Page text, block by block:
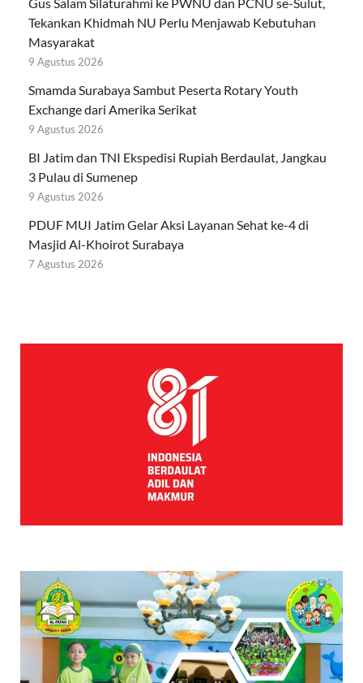
Tekankan Khidmah NU Perlu Menjawab Kebutuhan
Masyarakat
9 Agustus 2026
Smamda Surabaya Sambut Peserta Rotary Youth
Exchange dari Amerika Serikat
9 Agustus 2026
BI Jatim dan TNI Ekspedisi Rupiah Berdaulat, Jangkau
3 Pulau di Sumenep
9 Agustus 2026
PDUF MUI Jatim Gelar Aksi Layanan Sehat ke-4 di
Masjid Al-Khoirot Surabaya
7 Agustus 2026